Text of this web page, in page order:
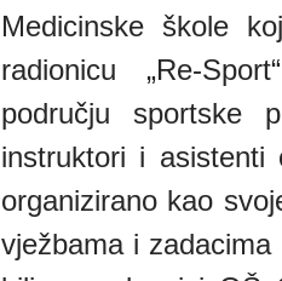
Medicinske škole
radionicu „Re-
području sportske
instruktori i asistenti
organizirano kao
vježbama i